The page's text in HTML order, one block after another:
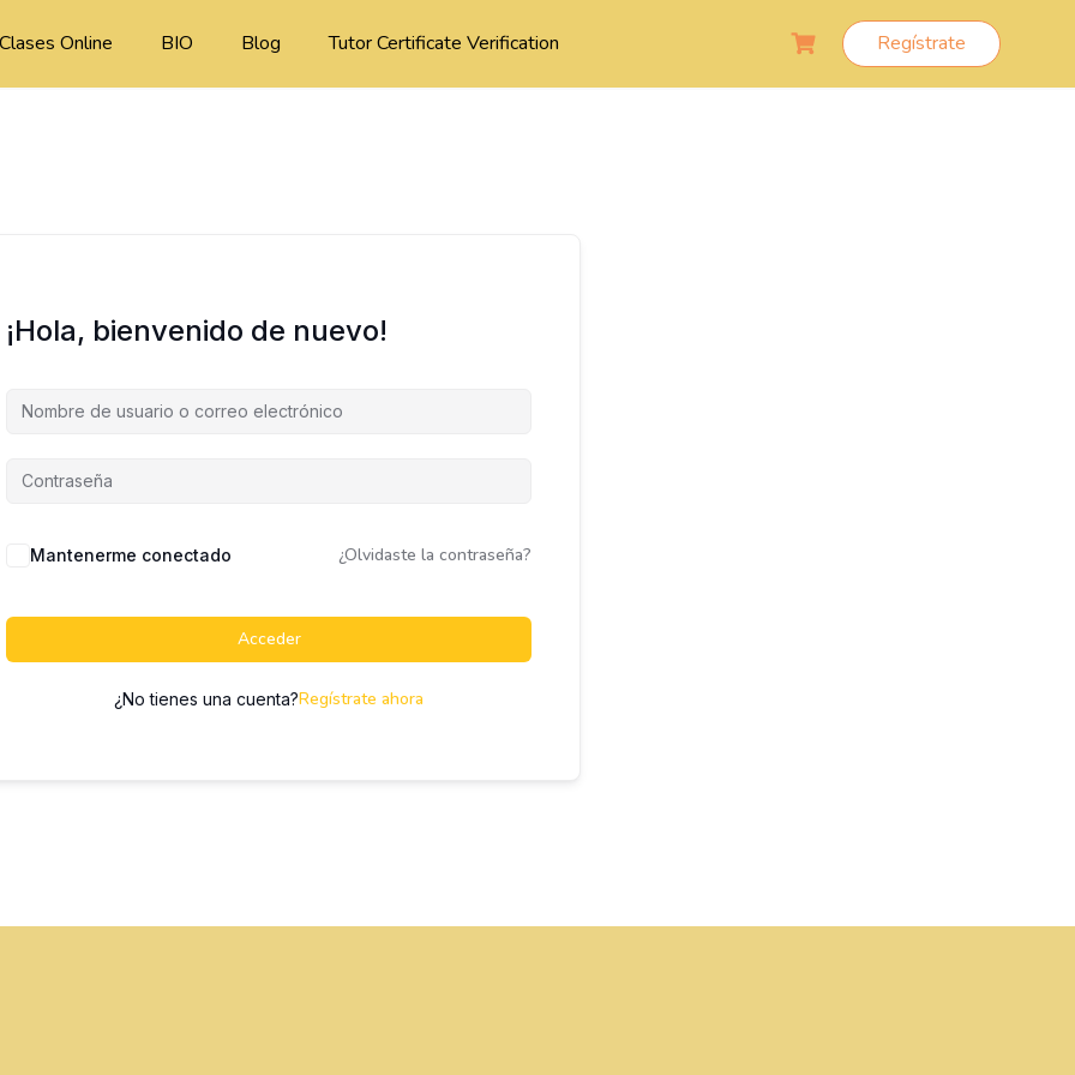
Clases Online BIO Blog Tutor Certificate Verification Regístrate
¡Hola, bienvenido de nuevo!
Mantenerme conectado ¿Olvidaste la contraseña?
Acceder
¿No tienes una cuenta?Regístrate ahora